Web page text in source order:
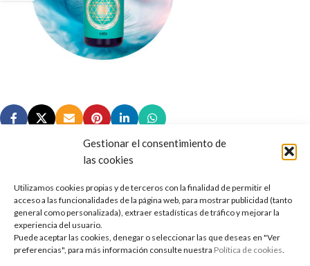
Gestionar el consentimiento de
las cookies
Utilizamos cookies propias y de terceros con la finalidad de permitir el
acceso a las funcionalidades de la página web, para mostrar publicidad (tanto
general como personalizada), extraer estadísticas de tráfico y mejorar la
experiencia del usuario.
Puede aceptar las cookies, denegar o seleccionar las que deseas en "Ver
preferencias", para más información consulte nuestra Política de cookies.
Copyright 2014-2025 Oshadhi España
Todos los derechos reservados.
Política de privacidad | Aviso legal | Política de cookies